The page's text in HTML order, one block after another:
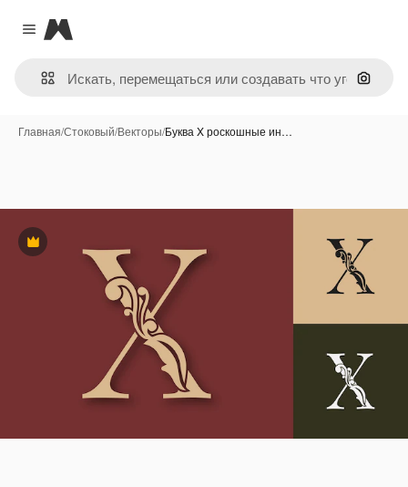
Close menu
Magnific
Поиск
Главная/Стоковый/Векторы/Буква X роскошные ин…
Премиум